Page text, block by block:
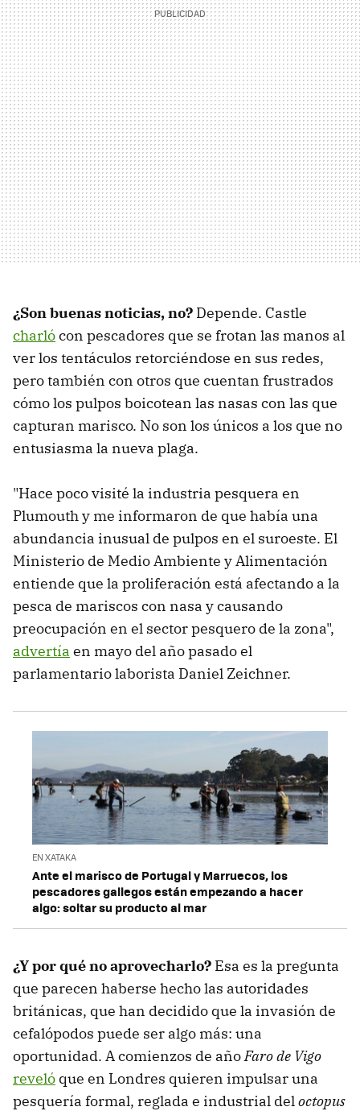
¿Son buenas noticias, no? Depende. Castle
charlócon pescadores que se frotan las manos al
ver los tentáculos retorciéndose en sus redes,
pero también con otros que cuentan frustrados
cómo los pulpos boicotean las nasas con las que
capturan marisco. No son los únicos a los que no
entusiasma la nueva plaga.
"Hace poco visité la industria pesquera en
Plumouth y me informaron de que había una
abundancia inusual de pulpos en el suroeste. El
Ministerio de Medio Ambiente y Alimentación
entiende que la proliferación está afectando a la
pesca de mariscos con nasa y causando
preocupación en el sector pesquero de la zona",
advertía en mayo del año pasado el
parlamentario laborista Daniel Zeichner.
EN XATAKA
Ante el marisco de Portugal y Marruecos, los
pescadores gallegos están empezando a hacer
algo: soltar su producto al mar
¿Y por qué no aprovecharlo? Esa es la pregunta
que parecen haberse hecho las autoridades
británicas, que han decidido que la invasión de
cefalópodos puede ser algo más: una
oportunidad. A comienzos de añoFaro de Vigo
reveló que en Londres quieren impulsar una
pesquería formal, reglada e industrial deloctopus